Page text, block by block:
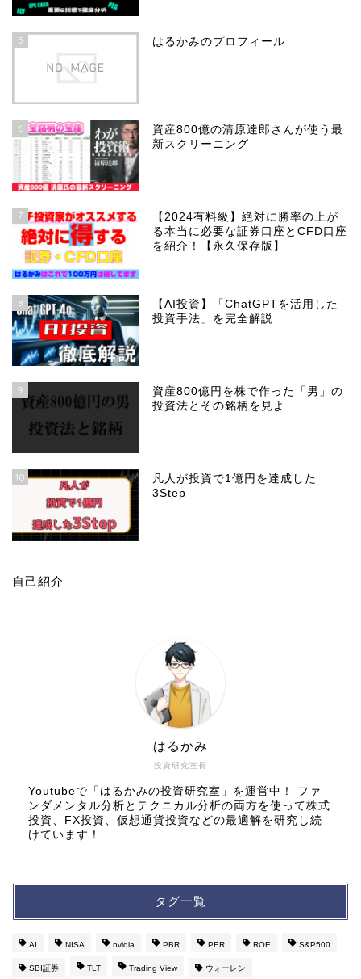
5 はるかみのプロフィール
6
資産800億の清原達郎さんが使う最
新スクリーニング
7
【2024有料級】絶対に勝率の上が
る本当に必要な証券口座とCFD口座
を紹介！【永久保存版】
8
【AI投資】「ChatGPTを活用した
投資手法」を完全解説
9
資産800億円を株で作った「男」の
投資法とその銘柄を見よ
10
凡人が投資で1億円を達成した
3Step
自己紹介
投資研究室長
はるかみ
Youtubeで「はるかみの投資研究室」を運営中！ ファ
ンダメンタル分析とテクニカル分析の両方を使って株式
投資、FX投資、仮想通貨投資などの最適解を研究し続
けています！
タグ一覧
AI NISA nvidia PBR PER ROE S&P500
SBI証券 TLT Trading View ウォーレン